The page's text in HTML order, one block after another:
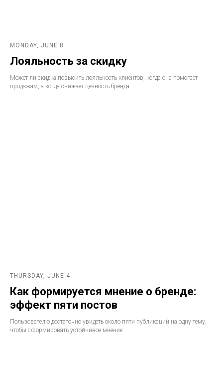
MONDAY, JUNE 8
Лояльность за скидку
Может ли скидка повысить лояльность клиентов, когда она помогает
продажам, а когда снижает ценность бренда.
THURSDAY, JUNE 4
Как формируется мнение о бренде:
эффект пяти постов
Пользователю достаточно увидеть около пяти публикаций на одну тему,
чтобы сформировать устойчивое мнение.